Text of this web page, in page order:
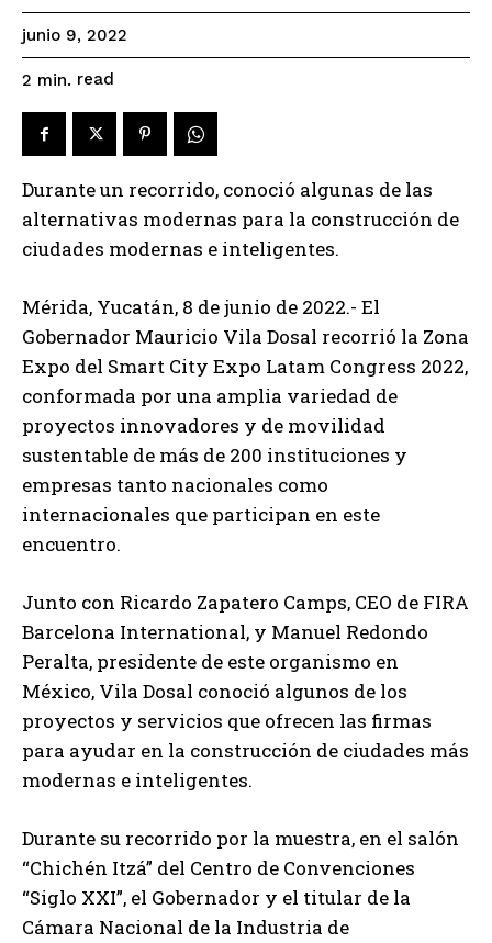
junio 9, 2022
2 min. read
Durante un recorrido, conoció algunas de las
alternativas modernas para la construcción de
ciudades modernas e inteligentes.
Mérida, Yucatán, 8 de junio de 2022.- El
Gobernador Mauricio Vila Dosal recorrió la Zona
Expo del Smart City Expo Latam Congress 2022,
conformada por una amplia variedad de
proyectos innovadores y de movilidad
sustentable de más de 200 instituciones y
empresas tanto nacionales como
internacionales que participan en este
encuentro.
Junto con Ricardo Zapatero Camps, CEO de FIRA
Barcelona International, y Manuel Redondo
Peralta, presidente de este organismo en
México, Vila Dosal conoció algunos de los
proyectos y servicios que ofrecen las firmas
para ayudar en la construcción de ciudades más
modernas e inteligentes.
Durante su recorrido por la muestra, en el salón
“Chichén Itzá” del Centro de Convenciones
“Siglo XXI”, el Gobernador y el titular de la
Cámara Nacional de la Industria de